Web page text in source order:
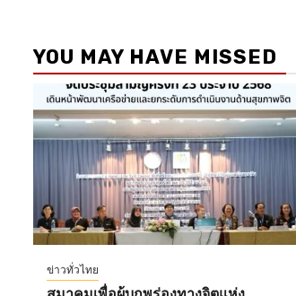
YOU MAY HAVE MISSED
ข่าวทั่วไทย